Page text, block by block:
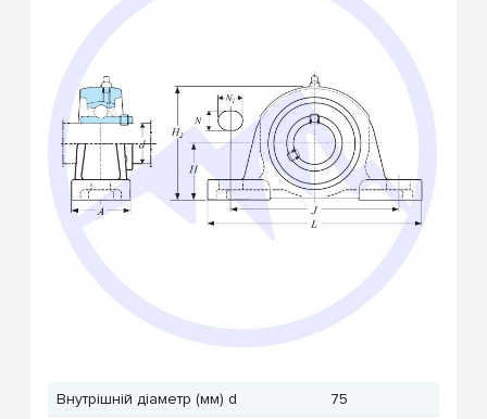
Внутрішній діаметр (мм) d
75